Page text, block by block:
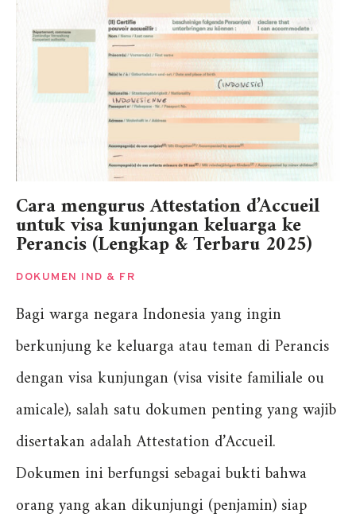
Cara mengurus Attestation d’Accueil
untuk visa kunjungan keluarga ke
Perancis (Lengkap & Terbaru 2025)
DOKUMEN IND & FR
Bagi warga negara Indonesia yang ingin
berkunjung ke keluarga atau teman di Perancis
dengan visa kunjungan (visa visite familiale ou
amicale), salah satu dokumen penting yang wajib
disertakan adalah Attestation d’Accueil.
Dokumen ini berfungsi sebagai bukti bahwa
orang yang akan dikunjungi (penjamin) siap